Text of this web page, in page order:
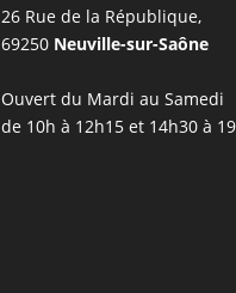
26 Rue de la République,
69250 Neuville-sur-Saône
Ouvert du Mardi au Samedi
de 10h à 12h15 et 14h30 à